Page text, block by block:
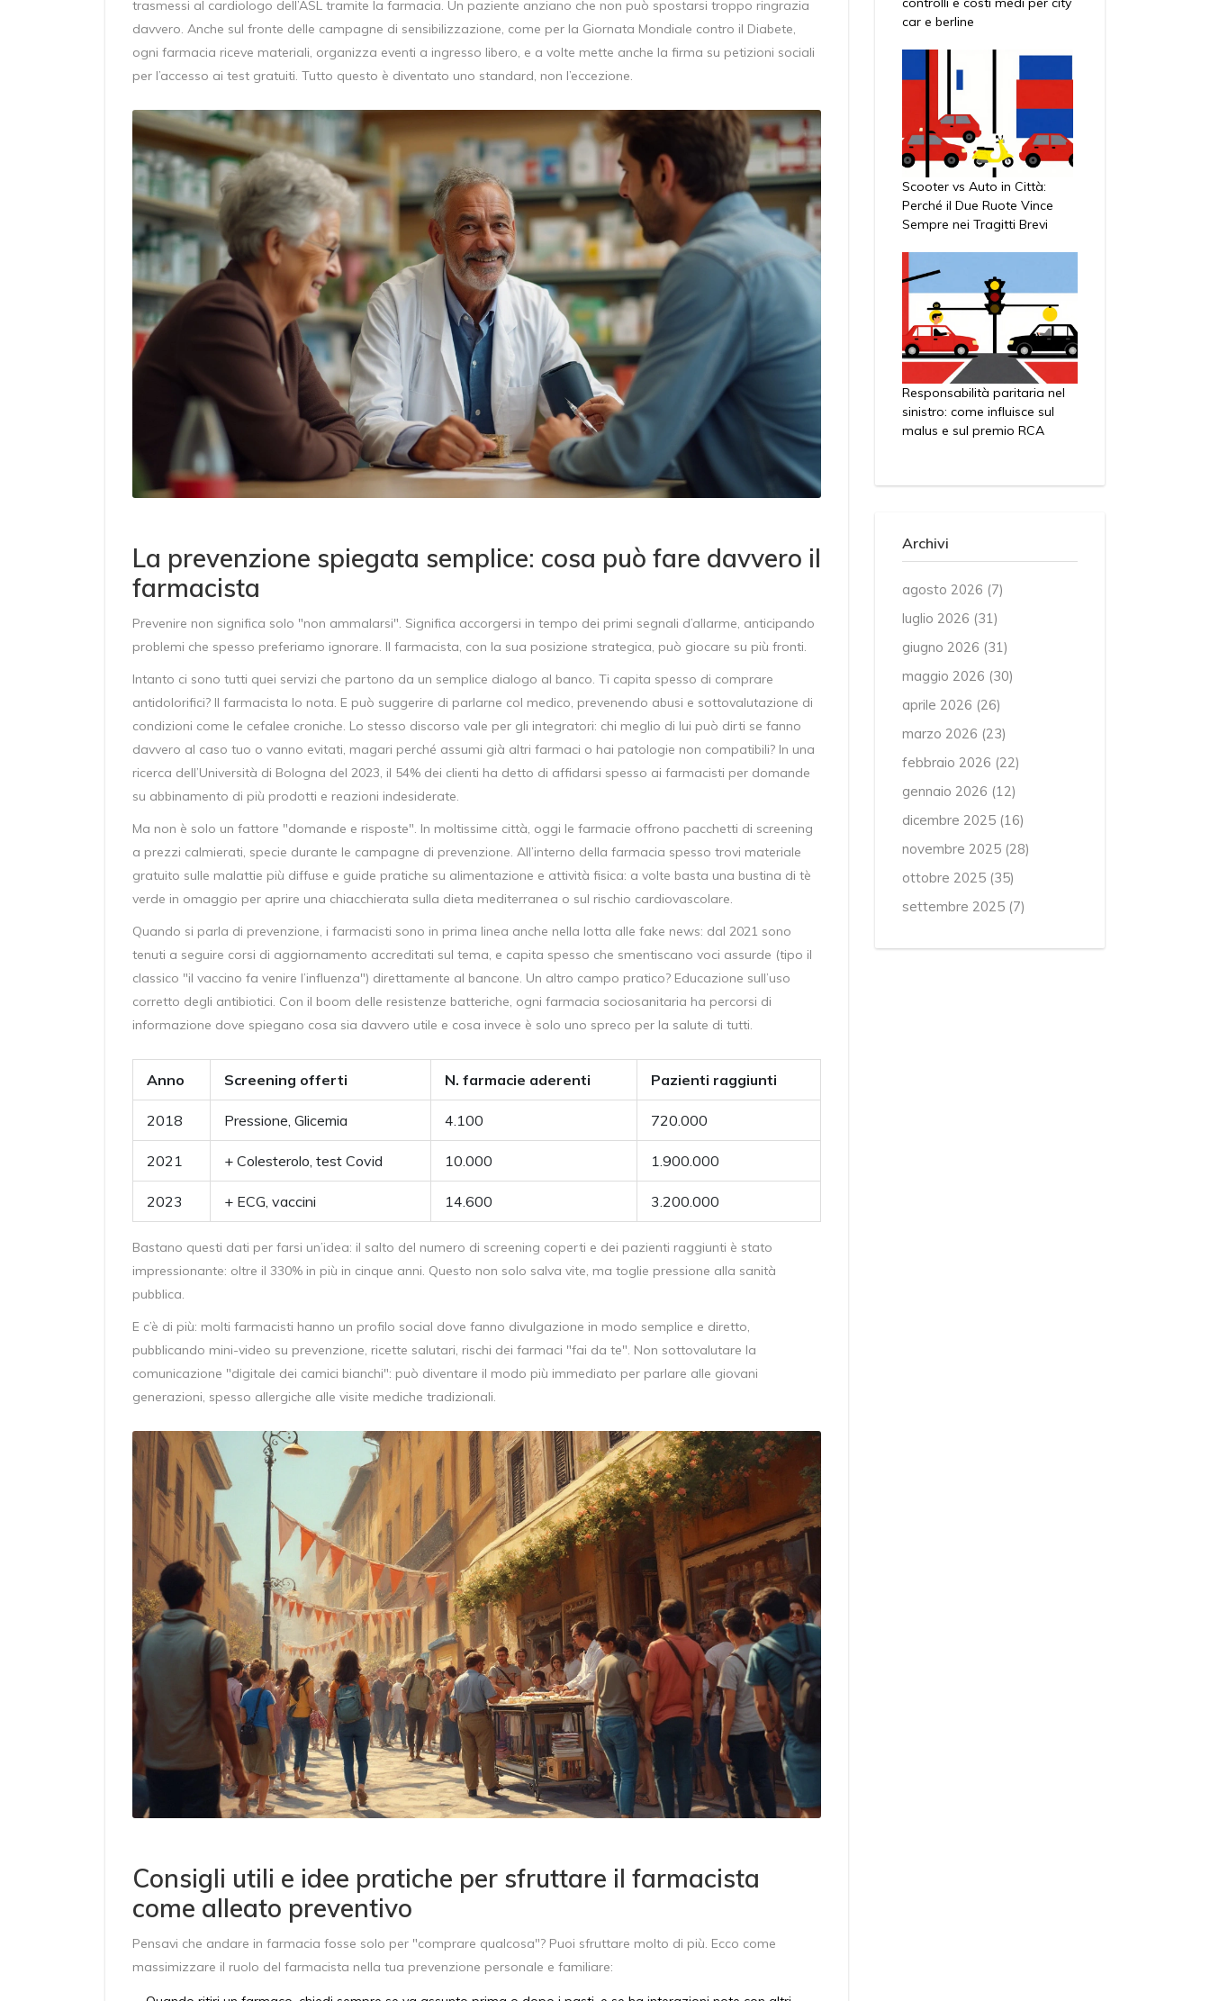
trasmessi al cardiologo dell’ASL tramite la farmacia. Un paziente anziano che non può spostarsi troppo ringrazia
davvero. Anche sul fronte delle campagne di sensibilizzazione, come per la Giornata Mondiale contro il Diabete,
ogni farmacia riceve materiali, organizza eventi a ingresso libero, e a volte mette anche la firma su petizioni sociali
per l’accesso ai test gratuiti. Tutto questo è diventato uno standard, non l’eccezione.
La prevenzione spiegata semplice: cosa può fare davvero il
farmacista
Prevenire non significa solo "non ammalarsi". Significa accorgersi in tempo dei primi segnali d’allarme, anticipando
problemi che spesso preferiamo ignorare. Il farmacista, con la sua posizione strategica, può giocare su più fronti.
Intanto ci sono tutti quei servizi che partono da un semplice dialogo al banco. Ti capita spesso di comprare
antidolorifici? Il farmacista lo nota. E può suggerire di parlarne col medico, prevenendo abusi e sottovalutazione di
condizioni come le cefalee croniche. Lo stesso discorso vale per gli integratori: chi meglio di lui può dirti se fanno
davvero al caso tuo o vanno evitati, magari perché assumi già altri farmaci o hai patologie non compatibili? In una
ricerca dell’Università di Bologna del 2023, il 54% dei clienti ha detto di affidarsi spesso ai farmacisti per domande
su abbinamento di più prodotti e reazioni indesiderate.
Ma non è solo un fattore "domande e risposte". In moltissime città, oggi le farmacie offrono pacchetti di screening
a prezzi calmierati, specie durante le campagne di prevenzione. All’interno della farmacia spesso trovi materiale
gratuito sulle malattie più diffuse e guide pratiche su alimentazione e attività fisica: a volte basta una bustina di tè
verde in omaggio per aprire una chiacchierata sulla dieta mediterranea o sul rischio cardiovascolare.
Quando si parla di prevenzione, i farmacisti sono in prima linea anche nella lotta alle fake news: dal 2021 sono
tenuti a seguire corsi di aggiornamento accreditati sul tema, e capita spesso che smentiscano voci assurde (tipo il
classico "il vaccino fa venire l’influenza") direttamente al bancone. Un altro campo pratico? Educazione sull’uso
corretto degli antibiotici. Con il boom delle resistenze batteriche, ogni farmacia sociosanitaria ha percorsi di
informazione dove spiegano cosa sia davvero utile e cosa invece è solo uno spreco per la salute di tutti.
Anno Screening offerti N. farmacie aderenti Pazienti raggiunti
2018 Pressione, Glicemia 4.100 720.000
2021 + Colesterolo, test Covid 10.000 1.900.000
2023 + ECG, vaccini 14.600 3.200.000
Bastano questi dati per farsi un’idea: il salto del numero di screening coperti e dei pazienti raggiunti è stato
impressionante: oltre il 330% in più in cinque anni. Questo non solo salva vite, ma toglie pressione alla sanità
pubblica.
E c’è di più: molti farmacisti hanno un profilo social dove fanno divulgazione in modo semplice e diretto,
pubblicando mini-video su prevenzione, ricette salutari, rischi dei farmaci "fai da te". Non sottovalutare la
comunicazione "digitale dei camici bianchi": può diventare il modo più immediato per parlare alle giovani
generazioni, spesso allergiche alle visite mediche tradizionali.
Consigli utili e idee pratiche per sfruttare il farmacista
come alleato preventivo
Pensavi che andare in farmacia fosse solo per "comprare qualcosa"? Puoi sfruttare molto di più. Ecco come
massimizzare il ruolo del farmacista nella tua prevenzione personale e familiare:
car e berline
Scooter vs Auto in Città:
Perché il Due Ruote Vince
Sempre nei Tragitti Brevi
Responsabilità paritaria nel
sinistro: come influisce sul
malus e sul premio RCA
Archivi
agosto 2026 (7)
luglio 2026 (31)
giugno 2026 (31)
maggio 2026 (30)
aprile 2026 (26)
marzo 2026 (23)
febbraio 2026 (22)
gennaio 2026 (12)
dicembre 2025 (16)
novembre 2025 (28)
ottobre 2025 (35)
settembre 2025 (7)